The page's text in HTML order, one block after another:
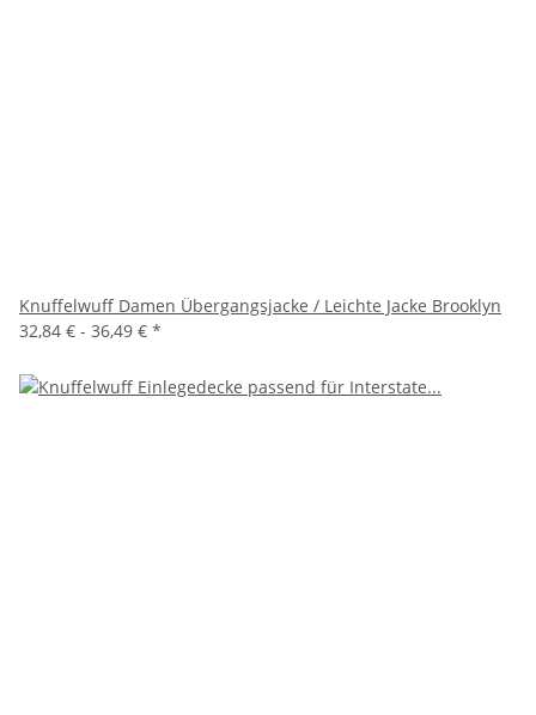
Knuffelwuff Damen Übergangsjacke / Leichte Jacke Brooklyn
32,84 € - 36,49 € *